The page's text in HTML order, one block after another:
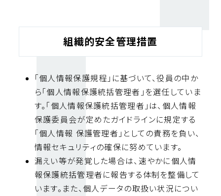
組織的安全管理措置
「個人情報保護規程」に基づいて、役員の中か
ら「個人情報保護統括管理者」を選任していま
す。「個人情報保護統括管理者」は、個人情報
保護委員会が定めたガイドラインに規定する
「個人情報 保護管理者」としての責務を負い、
情報セキュリティの確保に努めています。
漏えい等が発覚した場合は、速やかに個人情
報保護統括管理者に報告する体制を整備して
います。また、個人データの取扱い状況につい